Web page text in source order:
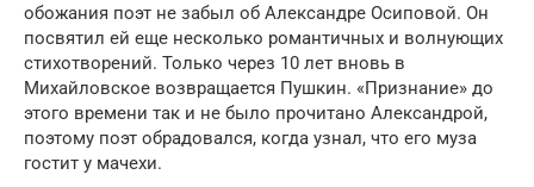
обожания поэт не забыл об Александре Осиповой. Он
посвятил ей еще несколько романтичных и волнующих
стихотворений. Только через 10 лет вновь в
Михайловское возвращается Пушкин. «Признание» до
этого времени так и не было прочитано Александрой,
поэтому поэт обрадовался, когда узнал, что его муза
гостит у мачехи.